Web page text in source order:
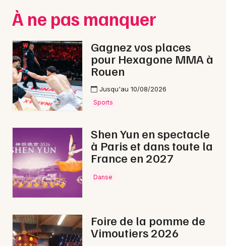
À ne pas manquer
Gagnez vos places
pour Hexagone MMA à
Rouen
Jusqu'au 10/08/2026
Sports
Shen Yun en spectacle
à Paris et dans toute la
France en 2027
Danse
Foire de la pomme de
Vimoutiers 2026